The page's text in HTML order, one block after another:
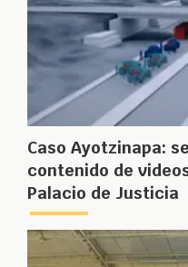
Caso Ayotzinapa:
contenido de
Palacio de Justicia